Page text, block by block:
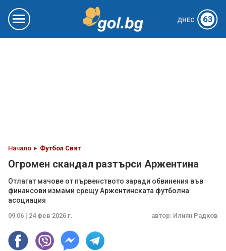
ДНЕС 63
Начало Футбол Свят
Огромен скандал разтърси Аржентина
Отлагат мачове от първенството заради обвинения във
финансови измами срещу Аржентинската футболна
асоциация
09:06 | 24 фев 2026 г. автор: Илиян Радков